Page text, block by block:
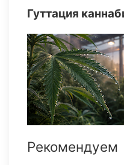
Гуттация
Рекомендуем